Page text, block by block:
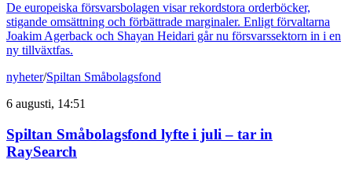
De europeiska försvarsbolagen visar rekordstora orderböcker,
stigande omsättning och förbättrade marginaler. Enligt förvaltarna
Joakim Agerback och Shayan Heidari går nu försvarssektorn in i en
ny tillväxtfas.
nyheter/Spiltan Småbolagsfond
6 augusti, 14:51
Spiltan Småbolagsfond lyfte i juli – tar in
RaySearch